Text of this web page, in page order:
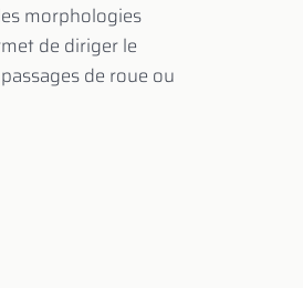
morphologies
de diriger le
de roue ou